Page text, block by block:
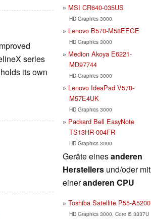
series
its own
MSI CR640-035US
HD Graphics 3000
Lenovo B570-M58EEGE
HD Graphics 3000
Medion Akoya E6221-
MD97744
HD Graphics 3000
Lenovo IdeaPad V570-
M57E4UK
HD Graphics 3000
Packard Bell EasyNote
TS13HR-004FR
HD Graphics 3000
Geräte einesanderen
Herstellers und/oder mit
eineranderen CPU
Toshiba Satellite P55-A5200
HD Graphics 3000, Core i5 3337U